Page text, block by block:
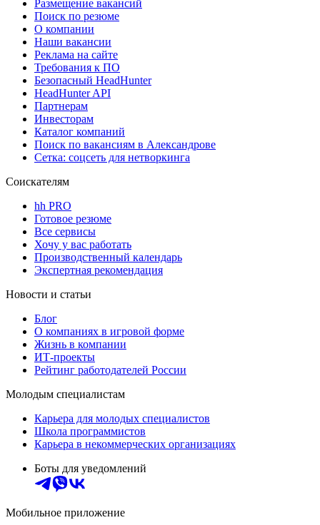
Размещение вакансий
Поиск по резюме
О компании
Наши вакансии
Реклама на сайте
Требования к ПО
Безопасный HeadHunter
HeadHunter API
Партнерам
Инвесторам
Каталог компаний
Поиск по вакансиям в Александрове
Сетка: соцсеть для нетворкинга
Соискателям
hh PRO
Готовое резюме
Все сервисы
Хочу у вас работать
Производственный календарь
Экспертная рекомендация
Новости и статьи
Блог
О компаниях в игровой форме
Жизнь в компании
ИТ-проекты
Рейтинг работодателей России
Молодым специалистам
Карьера для молодых специалистов
Школа программистов
Карьера в некоммерческих организациях
Боты для уведомлений
Мобильное приложение